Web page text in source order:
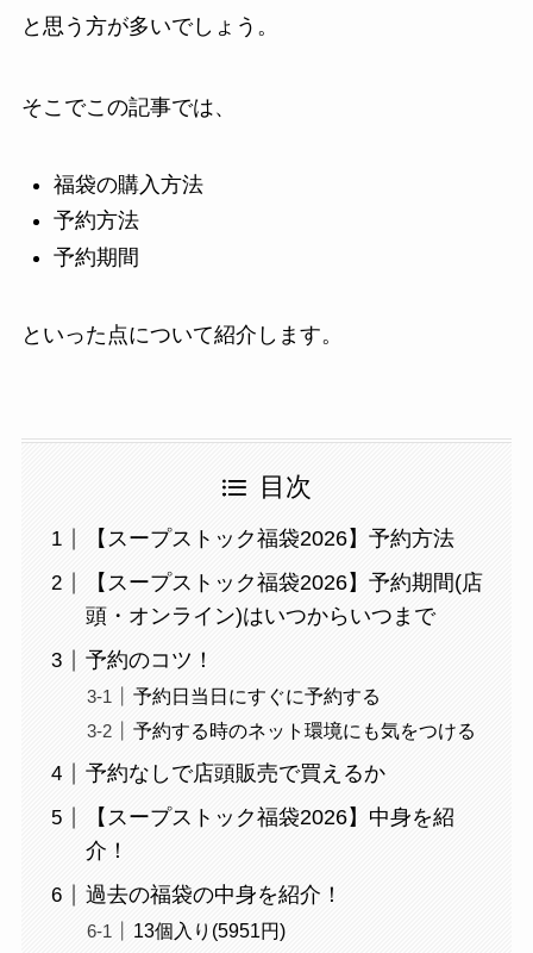
と思う方が多いでしょう。
そこでこの記事では、
福袋の購入方法
予約方法
予約期間
といった点について紹介します。
目次
【スープストック福袋2026】予約方法
【スープストック福袋2026】予約期間(店
頭・オンライン)はいつからいつまで
予約のコツ！
予約日当日にすぐに予約する
予約する時のネット環境にも気をつける
予約なしで店頭販売で買えるか
【スープストック福袋2026】中身を紹
介！
過去の福袋の中身を紹介！
13個入り(5951円)